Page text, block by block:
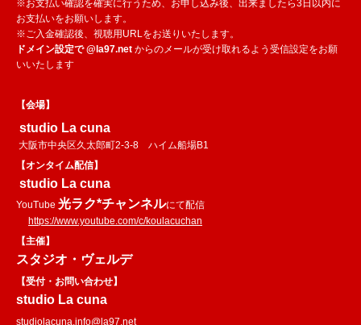
※お支払い確認を確実に行うため、お申し込み後、出来ましたら3日以内に
お支払いをお願いします。
※ご入金確認後、視聴用URLをお送りいたします。
ドメイン設定で @la97.net からのメールが受け取れるよう受信設定をお願
いいたします
【会場】
studio La cuna
大阪市中央区久太郎町2-3-8 ハイム船場B1
【オンタイム配信】
studio La cuna
YouTube 光ラク*チャンネルにて配信
https://www.youtube.com/c/koulacuchan
【主催】
スタジオ・ヴェルデ
【受付・お問い合わせ】
studio La cuna
studiolacuna.info@la97.net